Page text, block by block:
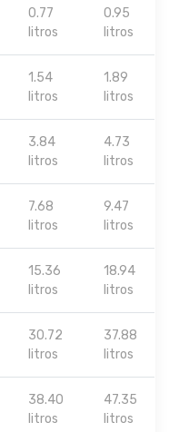
0.77
litros
0.95
litros
1.54
litros
1.89
litros
3.84
litros
4.73
litros
7.68
litros
9.47
litros
15.36
litros
18.94
litros
30.72
litros
37.88
litros
38.40
litros
47.35
litros